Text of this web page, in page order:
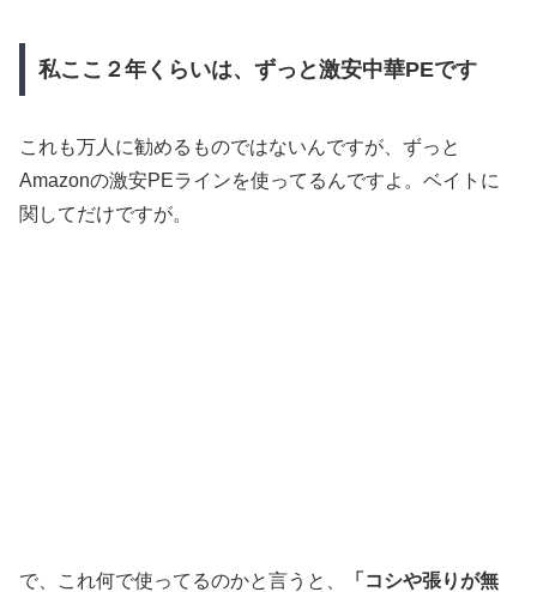
私ここ２年くらいは、ずっと激安中華PEです
これも万人に勧めるものではないんですが、ずっと
Amazonの激安PEラインを使ってるんですよ。ベイトに
関してだけですが。
で、これ何で使ってるのかと言うと、
「コシや張りが無